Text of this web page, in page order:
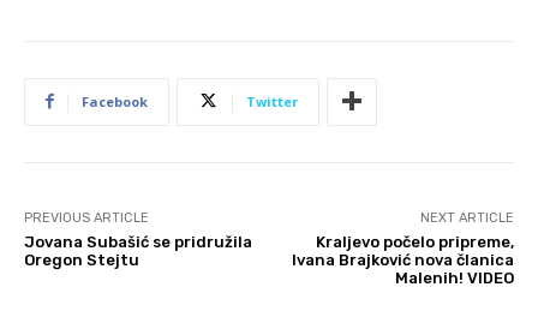
Facebook Twitter
PREVIOUS ARTICLE
Jovana Subašić se pridružila
Oregon Stejtu
NEXT ARTICLE
Kraljevo počelo pripreme,
Ivana Brajković nova članica
Malenih! VIDEO